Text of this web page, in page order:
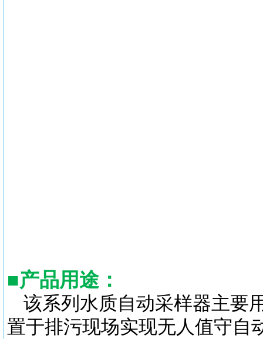
■产品用途 ：
该系列水质自动采样器主要
置于排污现场实现无人值守自